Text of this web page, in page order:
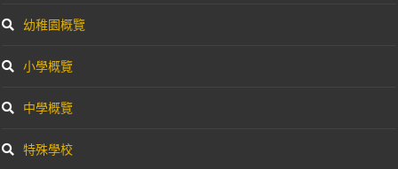
幼稚園概覽
小學概覽
中學概覽
特殊學校